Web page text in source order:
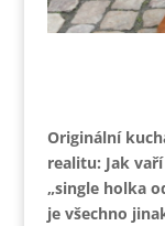
Originální
realitu: Jak
„single holka
je všechno